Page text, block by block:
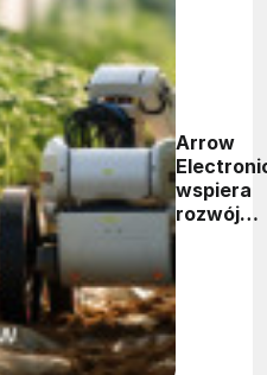
Arrow
wspiera
rozwój